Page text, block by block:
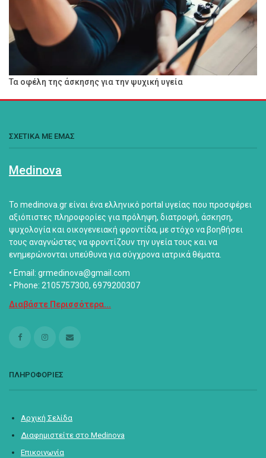
Τα οφέλη της άσκησης για την ψυχική υγεία
ΣΧΕΤΙΚΑ ΜΕ ΕΜΑΣ
Medinova
Το medinova.gr είναι ένα ελληνικό portal υγείας που προσφέρει
αξιόπιστες πληροφορίες για πρόληψη, διατροφή, άσκηση,
ψυχολογία και οικογενειακή φροντίδα, με στόχο να βοηθήσει
τους αναγνώστες να φροντίζουν την υγεία τους και να
ενημερώνονται υπεύθυνα για σύγχρονα ιατρικά θέματα.
• Email: grmedinova@gmail.com
• Phone: 2105757300, 6979200307
Διαβάστε Περισσότερα...
ΠΛΗΡΟΦΟΡΙΕΣ
Αρχική Σελίδα
Διαφημιστείτε στο Medinova
Επικοινωνία